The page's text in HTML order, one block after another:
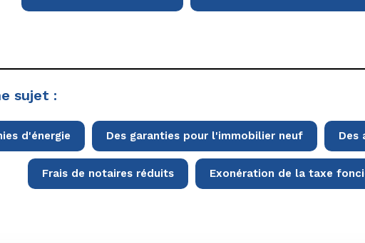
sujet :
d'énergie Des garanties pour l'immobilier neuf Des
Frais de notaires réduits Exonération de la taxe